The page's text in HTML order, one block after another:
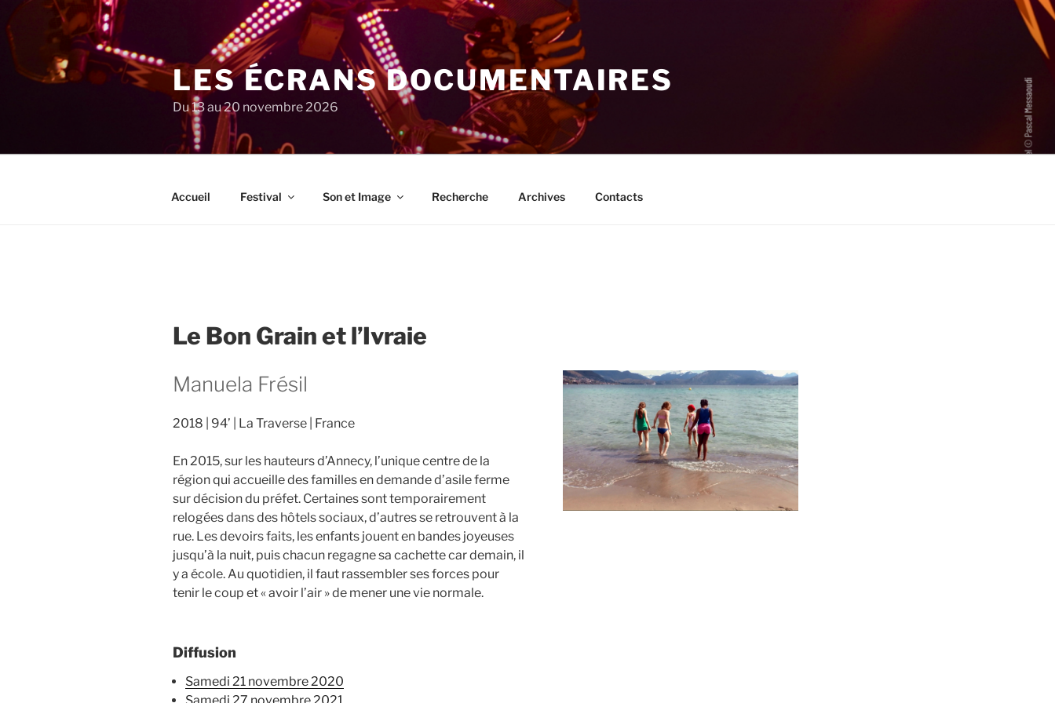
au
contenu
principal
LES ÉCRANS DOCUMENTAIRES
Du 13 au 20 novembre 2026
Accueil Festival Son et Image Recherche Archives Contacts
Le Bon Grain et l’Ivraie
Manuela Frésil
2018 94’ La Traverse France
En 2015, sur les hauteurs d’Annecy, l’unique centre de la
région qui accueille des familles en demande d’asile ferme
sur décision du préfet. Certaines sont temporairement
relogées dans des hôtels sociaux, d’autres se retrouvent à la
rue. Les devoirs faits, les enfants jouent en bandes joyeuses
jusqu’à la nuit, puis chacun regagne sa cachette car demain, il
y a école. Au quotidien, il faut rassembler ses forces pour
tenir le coup et « avoir l’air » de mener une vie normale.
Diffusion
samedi 21 novembre 2020